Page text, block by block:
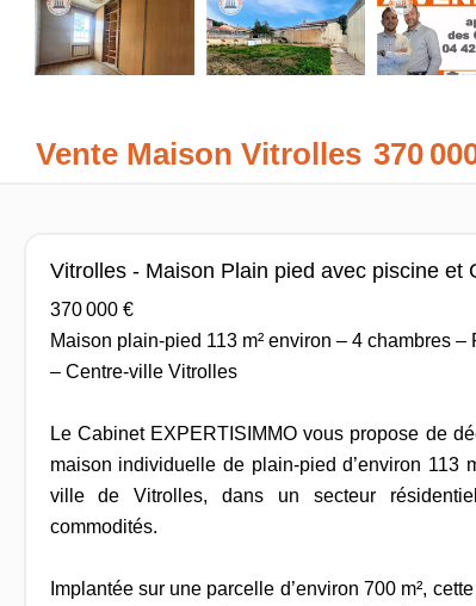
Vente Maison Vitrolles 370
Vitrolles - Maison Plain pied avec piscine et
370 000 €
Maison plain-pied 113 m² environ – 4 chambres –
– Centre-ville Vitrolles
Le Cabinet EXPERTISIMMO vous propose de
maison individuelle de plain-pied d’environ 113
ville de Vitrolles, dans un secteur
commodités.
Implantée sur une parcelle d’environ 700 m²,